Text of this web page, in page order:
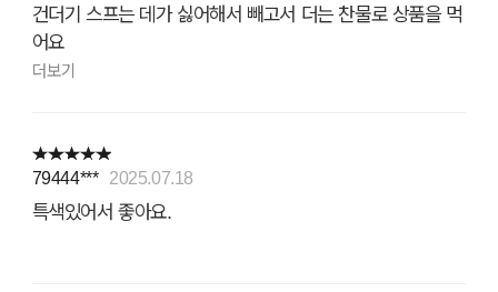
건더기 스프는 데가 싫어해서 빼고서 더는 찬물로 상품을 먹
어요
더보기
79444*** 2025.07.18
특색있어서 좋아요.